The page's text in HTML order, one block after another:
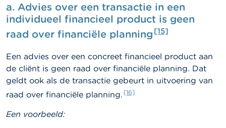
a. Advies over een transactie in een
individueel financieel product is geen
raad over financiële planning [15]
Een advies over een concreet financieel product aan
de cliënt is geen raad over financiële planning. Dat
geldt ook als de transactie gebeurt in uitvoering van
raad over financiële planning. [16]
Een voorbeeld: